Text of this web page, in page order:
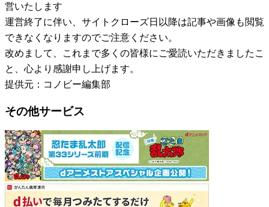
営いたします
運営終了に伴い、サイトクローズ日以降は記事や画像も閲覧
できなくなりますのでご注意ください。
改めまして、これまで多くの皆様にご愛読いただきましたこ
と、心より感謝申し上げます。
提供元：コノビー編集部
その他サービス